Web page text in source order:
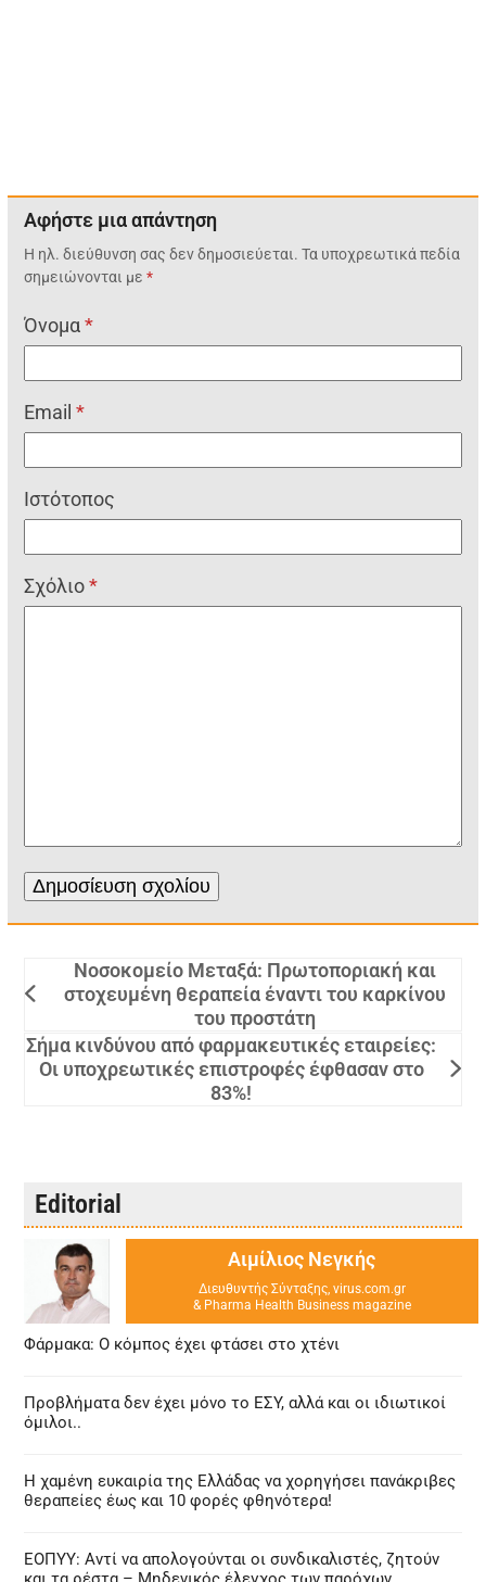
Αφήστε μια απάντηση
Η ηλ. διεύθυνση σας δεν δημοσιεύεται. Τα υποχρεωτικά πεδία
σημειώνονται με*
Όνομα*
Email*
Ιστότοπος
Σχόλιο*
Νοσοκομείο Μεταξά: Πρωτοποριακή και
στοχευμένη θεραπεία έναντι του καρκίνου
του προστάτη
Σήμα κινδύνου από φαρμακευτικές εταιρείες:
Οι υποχρεωτικές επιστροφές έφθασαν στο
83%!
Editorial
Αιμίλιος Νεγκής
Διευθυντής Σύνταξης, virus.com.gr
& Pharma Health Business magazine
Φάρμακα: Ο κόμπος έχει φτάσει στο χτένι
Προβλήματα δεν έχει μόνο το ΕΣΥ, αλλά και οι ιδιωτικοί
όμιλοι..
Η χαμένη ευκαιρία της Ελλάδας να χορηγήσει πανάκριβες
θεραπείες έως και 10 φορές φθηνότερα!
ΕΟΠΥΥ: Αντί να απολογούνται οι συνδικαλιστές, ζητούν